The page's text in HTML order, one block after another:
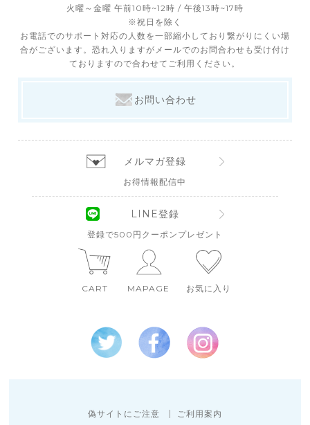
火曜～金曜 午前10時~12時 / 午後13時~17時
※祝日を除く
お電話でのサポート対応の人数を一部縮小しており繋がりにくい場
合がございます。恐れ入りますがメールでのお問合わせも受け付け
ておりますので合わせてご利用ください。
お問い合わせ
メルマガ登録
お得情報配信中
LINE登録
登録で500円クーポンプレゼント
CART MAPAGE お気に入り
偽サイトにご注意 ご利用案内